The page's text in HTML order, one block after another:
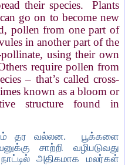
their species. Plants
go on to become new
pollen from one part of
in another part of the
using their own
require pollen from
– that’s called cross-
known as a bloom or
structure found in
தர வல்லன.
பூக்களை
சாற்றி வழிபடுவது
அதிகமாக மலர்கள்